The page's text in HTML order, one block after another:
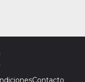
Contacto